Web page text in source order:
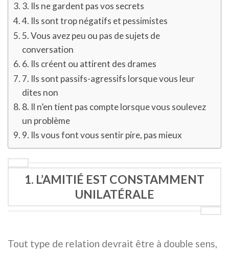
3. Ils ne gardent pas vos secrets
4. Ils sont trop négatifs et pessimistes
5. Vous avez peu ou pas de sujets de
conversation
6. Ils créent ou attirent des drames
7. Ils sont passifs-agressifs lorsque vous leur
dites non
8. Il n’en tient pas compte lorsque vous soulevez
un problème
9. Ils vous font vous sentir pire, pas mieux
1. L’AMITIÉ EST CONSTAMMENT
UNILATÉRALE
Tout type de relation devrait être à double sens,